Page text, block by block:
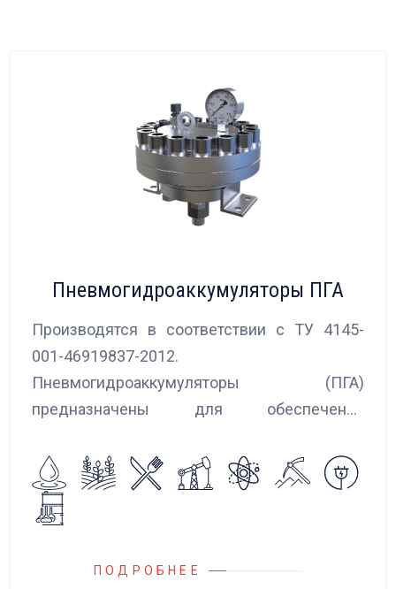
Пневмогидроаккумуляторы ПГА
Производятся в соответствии с ТУ 4145-
001-46919837-2012.
Пневмогидроаккумуляторы (ПГА)
предназначены для обеспечения
колебаний потока жидкости, возникающих в
гидравлических системах.
ПОДРОБНЕЕ